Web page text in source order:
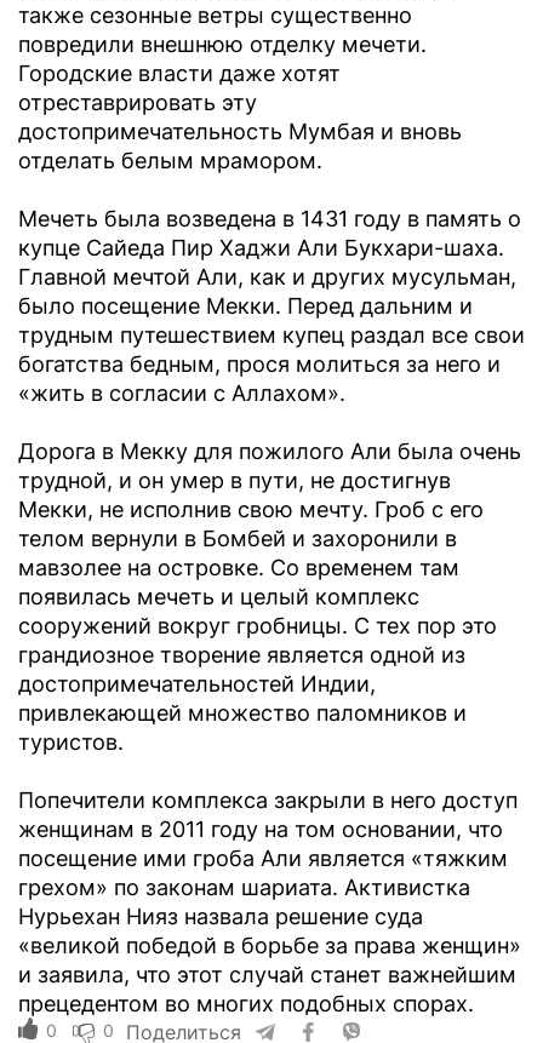
также сезонные ветры существенно
повредили внешнюю отделку мечети.
Городские власти даже хотят
отреставрировать эту
достопримечательность Мумбая и вновь
отделать белым мрамором.
Мечеть была возведена в 1431 году в память о
купце Сайеда Пир Хаджи Али Букхари-шаха.
Главной мечтой Али, как и других мусульман,
было посещение Мекки. Перед дальним и
трудным путешествием купец раздал все свои
богатства бедным, прося молиться за него и
«жить в согласии с Аллахом».
Дорога в Мекку для пожилого Али была очень
трудной, и он умер в пути, не достигнув
Мекки, не исполнив свою мечту. Гроб с его
телом вернули в Бомбей и захоронили в
мавзолее на островке. Со временем там
появилась мечеть и целый комплекс
сооружений вокруг гробницы. С тех пор это
грандиозное творение является одной из
достопримечательностей Индии,
привлекающей множество паломников и
туристов.
Попечители комплекса закрыли в него доступ
женщинам в 2011 году на том основании, что
посещение ими гроба Али является «тяжким
грехом» по законам шариата. Активистка
Нурьехан Нияз назвала решение суда
«великой победой в борьбе за права женщин»
и заявила, что этот случай станет важнейшим
прецедентом во многих подобных спорах.
0 0 Поделиться